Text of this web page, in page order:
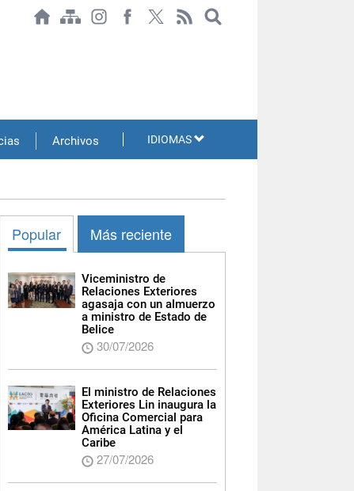
Archivos IDIOMAS
Popular Más reciente
Viceministro de
Relaciones Exteriores
agasaja con un almuerzo
a ministro de Estado de
Belice
30/07/2026
El ministro de Relaciones
Exteriores Lin inaugura la
Oficina Comercial para
América Latina y el
Caribe
27/07/2026